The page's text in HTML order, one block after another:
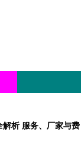
析 服务、厂家与费